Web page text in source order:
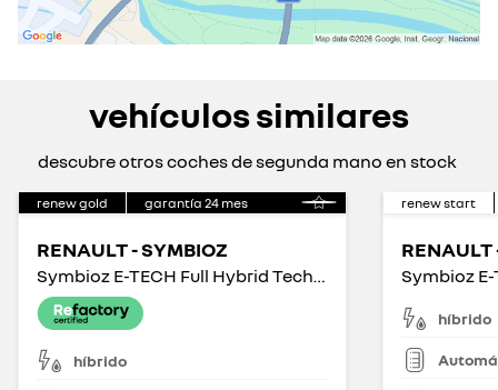
vehículos similares
descubre otros coches de segunda mano en stock
renew gold garantía 24 mes
RENAULT - SYMBIOZ
Symbioz E-TECH Full Hybrid Techno 105kW
híbrido
renew start
RENAULT
híbrido